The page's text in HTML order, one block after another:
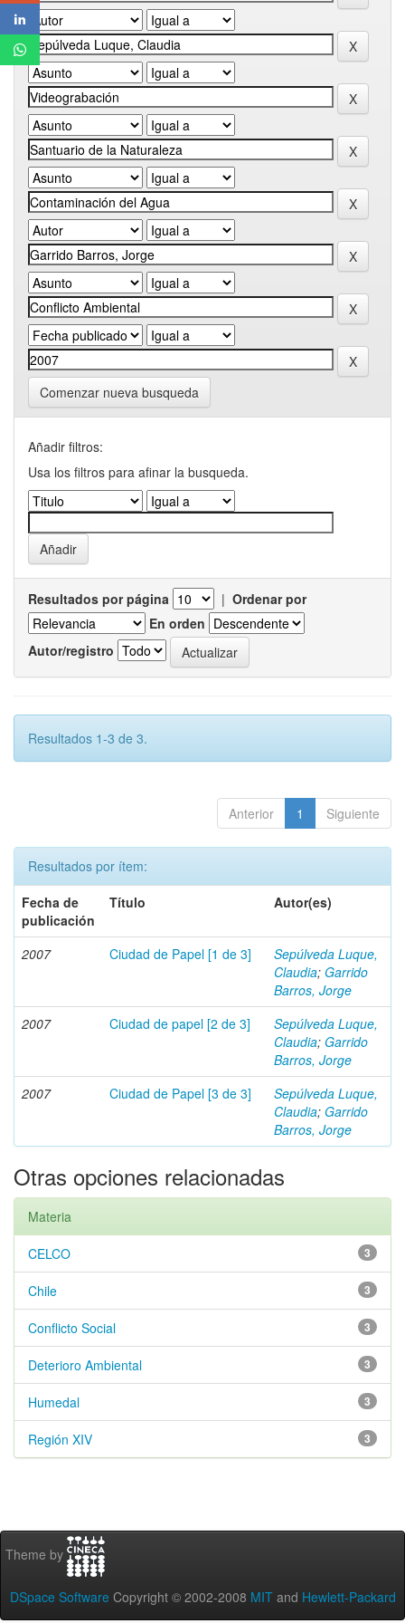
Comenzar nueva busqueda
Añadir filtros:
Usa los filtros para afinar la busqueda.
Resultados por página | Ordenar por
En orden
Autor/registro
Resultados 1-3 de 3.
Anterior 1 Siguiente
Resultados por ítem:
Fecha de
publicación
Título Autor(es)
2007 Ciudad de Papel [1 de 3]
Sepúlveda Luque,
Claudia; Garrido
Barros, Jorge
2007
Ciudad de papel [2 de 3]
Sepúlveda Luque,
Claudia; Garrido
Barros, Jorge
2007
Ciudad de Papel [3 de 3]
Sepúlveda Luque,
Claudia; Garrido
Barros, Jorge
Otras opciones relacionadas
Materia
3
CELCO
3
Chile
3
Conflicto Social
3
Deterioro Ambiental
3
Humedal
3
Región XIV
Theme by
DSpace Software Copyright © 2002-2008 MIT and Hewlett-Packard